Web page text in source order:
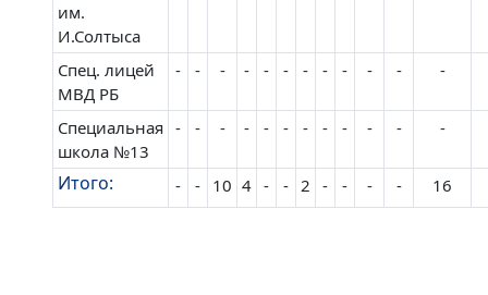
им.
И.Солтыса
Спец. лицей
МВД РБ
- - - - - - - - - - - -
Специальная
школа №13
- - - - - - - - - - - -
Итого: - - 10 4 - - 2 - - - - 16